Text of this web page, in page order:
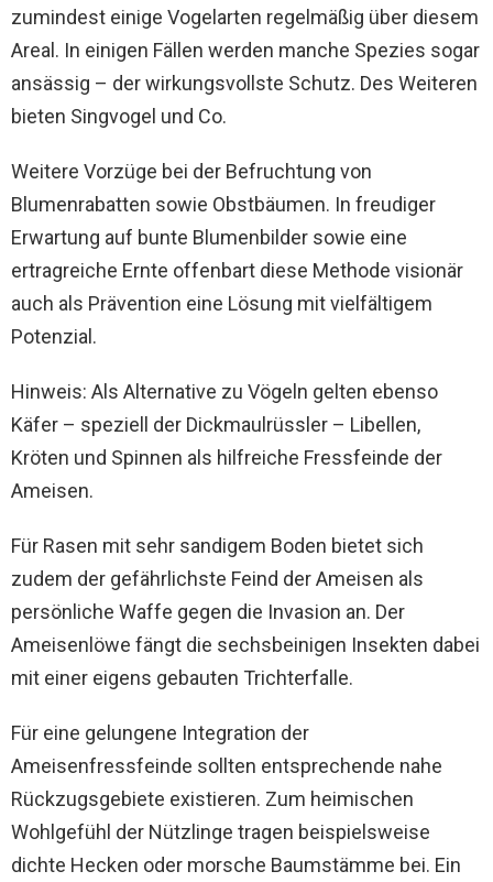
zumindest einige Vogelarten regelmäßig über diesem
Areal. In einigen Fällen werden manche Spezies sogar
ansässig – der wirkungsvollste Schutz. Des Weiteren
bieten Singvogel und Co.
Weitere Vorzüge bei der Befruchtung von
Blumenrabatten sowie Obstbäumen. In freudiger
Erwartung auf bunte Blumenbilder sowie eine
ertragreiche Ernte offenbart diese Methode visionär
auch als Prävention eine Lösung mit vielfältigem
Potenzial.
Hinweis: Als Alternative zu Vögeln gelten ebenso
Käfer – speziell der Dickmaulrüssler – Libellen,
Kröten und Spinnen als hilfreiche Fressfeinde der
Ameisen.
Für Rasen mit sehr sandigem Boden bietet sich
zudem der gefährlichste Feind der Ameisen als
persönliche Waffe gegen die Invasion an. Der
Ameisenlöwe fängt die sechsbeinigen Insekten dabei
mit einer eigens gebauten Trichterfalle.
Für eine gelungene Integration der
Ameisenfressfeinde sollten entsprechende nahe
Rückzugsgebiete existieren. Zum heimischen
Wohlgefühl der Nützlinge tragen beispielsweise
dichte Hecken oder morsche Baumstämme bei. Ein